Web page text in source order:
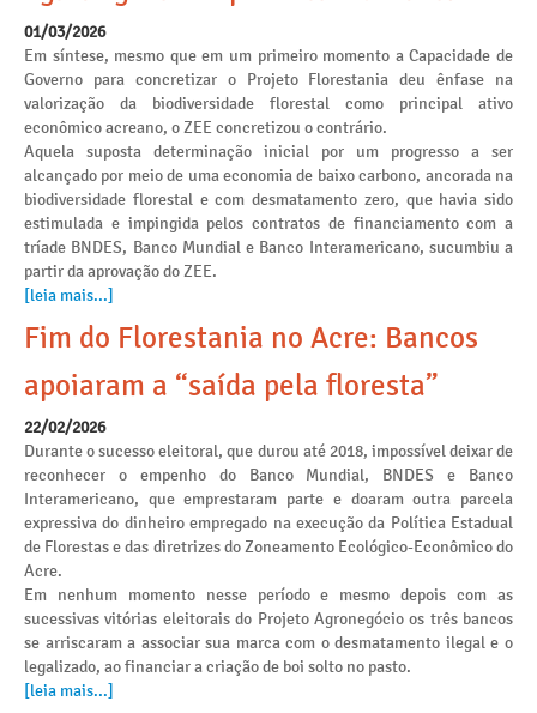
01/03/2026
Em síntese, mesmo que em um primeiro momento a Capacidade de
Governo para concretizar o Projeto Florestania deu ênfase na
valorização da biodiversidade florestal como principal ativo
econômico acreano, o ZEE concretizou o contrário.
Aquela suposta determinação inicial por um progresso a ser
alcançado por meio de uma economia de baixo carbono, ancorada na
biodiversidade florestal e com desmatamento zero, que havia sido
estimulada e impingida pelos contratos de financiamento com a
tríade BNDES, Banco Mundial e Banco Interamericano, sucumbiu a
partir da aprovação do ZEE.
[leia mais...]
Fim do Florestania no Acre: Bancos
apoiaram a “saída pela floresta”
22/02/2026
Durante o sucesso eleitoral, que durou até 2018, impossível deixar de
reconhecer o empenho do Banco Mundial, BNDES e Banco
Interamericano, que emprestaram parte e doaram outra parcela
expressiva do dinheiro empregado na execução da Política Estadual
de Florestas e das diretrizes do Zoneamento Ecológico-Econômico do
Acre.
Em nenhum momento nesse período e mesmo depois com as
sucessivas vitórias eleitorais do Projeto Agronegócio os três bancos
se arriscaram a associar sua marca com o desmatamento ilegal e o
legalizado, ao financiar a criação de boi solto no pasto.
[leia mais...]